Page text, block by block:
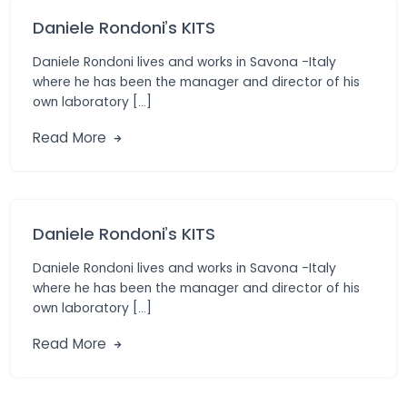
Daniele Rondoni’s KITS
Daniele Rondoni lives and works in Savona -Italy
where he has been the manager and director of his
own laboratory […]
Read More
Daniele Rondoni’s KITS
Daniele Rondoni lives and works in Savona -Italy
where he has been the manager and director of his
own laboratory […]
Read More